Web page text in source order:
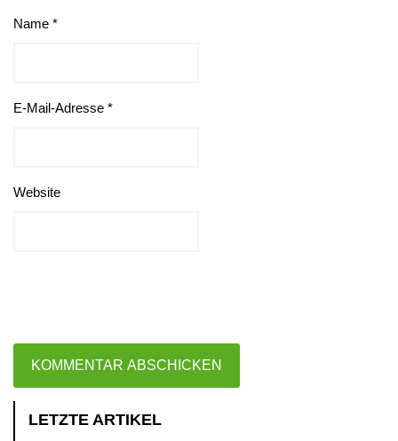
Name *
E-Mail-Adresse *
Website
LETZTE ARTIKEL